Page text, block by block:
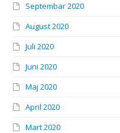
Septembar 2020
August 2020
Juli 2020
Juni 2020
Maj 2020
April 2020
Mart 2020